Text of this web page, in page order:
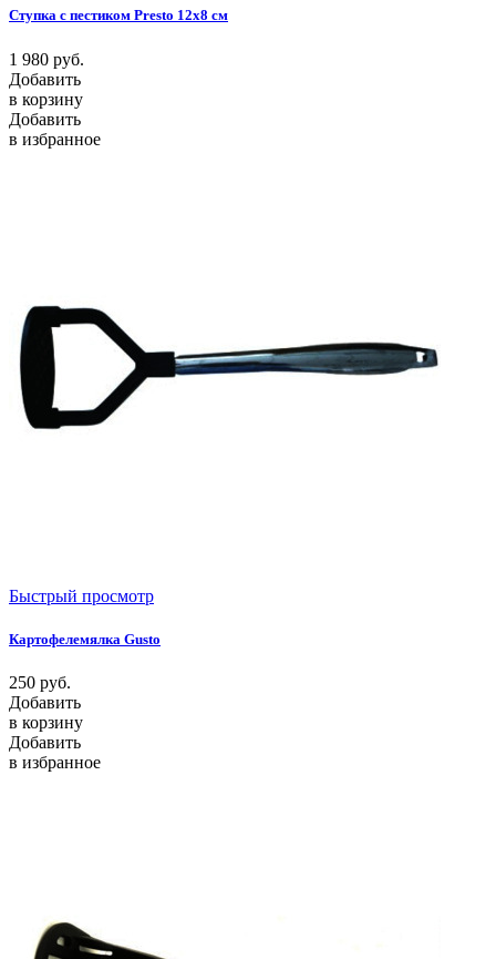
Ступка с пестиком Presto 12х8 см
1 980 руб.
Добавить
в корзину
Добавить
в избранное
Быстрый просмотр
Картофелемялка Gusto
250 руб.
Добавить
в корзину
Добавить
в избранное